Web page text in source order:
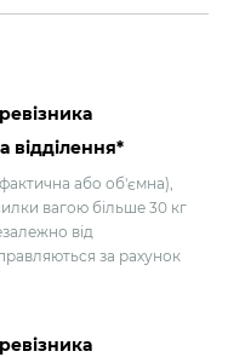
відділення*
або об'ємна),
вагою більше 30 кг
від
за рахунок